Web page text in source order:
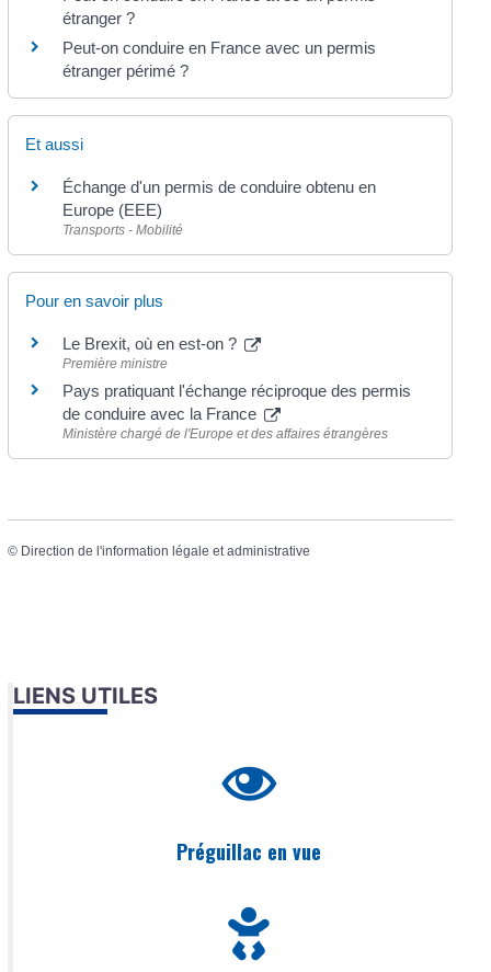
étranger ?
Peut-on conduire en France avec un permis
étranger périmé ?
Et aussi
Échange d'un permis de conduire obtenu en
Europe (EEE)
Transports - Mobilité
Pour en savoir plus
Le Brexit, où en est-on ?
Première ministre
Pays pratiquant l'échange réciproque des permis
de conduire avec la France
Ministère chargé de l'Europe et des affaires étrangères
© Direction de l'information légale et administrative
LIENS UTILES
Préguillac en vue